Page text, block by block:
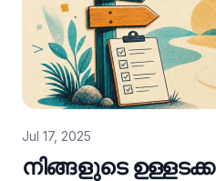
Jul 17, 2025
നിങ്ങളുടെ ഉള്ളടക്ക